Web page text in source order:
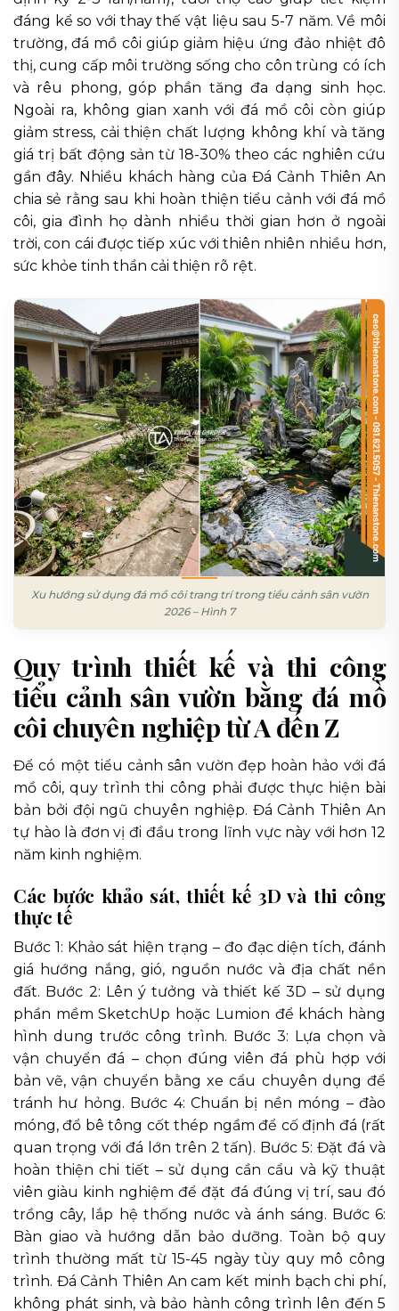
đáng kể so với thay thế vật liệu sau 5-7 năm. Về môi
trường, đá mồ côi giúp giảm hiệu ứng đảo nhiệt đô
thị, cung cấp môi trường sống cho côn trùng có ích
và rêu phong, góp phần tăng đa dạng sinh học.
Ngoài ra, không gian xanh với đá mồ côi còn giúp
giảm stress, cải thiện chất lượng không khí và tăng
giá trị bất động sản từ 18-30% theo các nghiên cứu
gần đây. Nhiều khách hàng của Đá Cảnh Thiên An
chia sẻ rằng sau khi hoàn thiện tiểu cảnh với đá mồ
côi, gia đình họ dành nhiều thời gian hơn ở ngoài
trời, con cái được tiếp xúc với thiên nhiên nhiều hơn,
sức khỏe tinh thần cải thiện rõ rệt.
Xu hướng sử dụng đá mồ côi trang trí trong tiểu cảnh sân vườn
2026 – Hình 7
Quy trình thiết kế và thi công
tiểu cảnh sân vườn bằng đá mồ
côi chuyên nghiệp từ A đến Z
Để có một tiểu cảnh sân vườn đẹp hoàn hảo với đá
mồ côi, quy trình thi công phải được thực hiện bài
bản bởi đội ngũ chuyên nghiệp. Đá Cảnh Thiên An
tự hào là đơn vị đi đầu trong lĩnh vực này với hơn 12
năm kinh nghiệm.
Các bước khảo sát, thiết kế 3D và thi công
thực tế
Bước 1: Khảo sát hiện trạng – đo đạc diện tích, đánh
giá hướng nắng, gió, nguồn nước và địa chất nền
đất. Bước 2: Lên ý tưởng và thiết kế 3D – sử dụng
phần mềm SketchUp hoặc Lumion để khách hàng
hình dung trước công trình. Bước 3: Lựa chọn và
vận chuyển đá – chọn đúng viên đá phù hợp với
bản vẽ, vận chuyển bằng xe cẩu chuyên dụng để
tránh hư hỏng. Bước 4: Chuẩn bị nền móng – đào
móng, đổ bê tông cốt thép ngầm để cố định đá (rất
quan trọng với đá lớn trên 2 tấn). Bước 5: Đặt đá và
hoàn thiện chi tiết – sử dụng cần cẩu và kỹ thuật
viên giàu kinh nghiệm để đặt đá đúng vị trí, sau đó
trồng cây, lắp hệ thống nước và ánh sáng. Bước 6:
Bàn giao và hướng dẫn bảo dưỡng. Toàn bộ quy
trình thường mất từ 15-45 ngày tùy quy mô công
trình. Đá Cảnh Thiên An cam kết minh bạch chi phí,
không phát sinh, và bảo hành công trình lên đến 5